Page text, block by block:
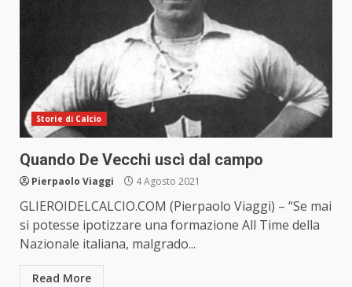
Storie di Calcio
Quando De Vecchi uscì dal campo
Pierpaolo Viaggi 4 Agosto 2021
GLIEROIDELCALCIO.COM (Pierpaolo Viaggi) – “Se mai
si potesse ipotizzare una formazione All Time della
Nazionale italiana, malgrado...
Read More